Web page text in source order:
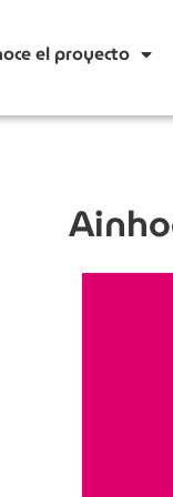
el proyecto